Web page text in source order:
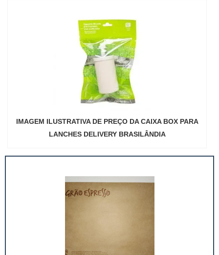
IMAGEM ILUSTRATIVA DE PREÇO DA CAIXA BOX PARA
LANCHES DELIVERY BRASILÂNDIA